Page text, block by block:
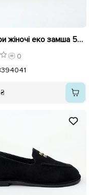
Лофери жіночі еко замша 596143 Чорні
0
394041